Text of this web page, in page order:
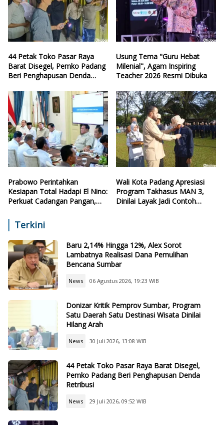
44 Petak Toko Pasar Raya
Barat Disegel, Pemko Padang
Beri Penghapusan Denda
Usung Tema "Guru Hebat
Milenial", Agam Inspiring
Teacher 2026 Resmi Dibuka
Prabowo Perintahkan
Kesiapan Total Hadapi El Nino:
Perkuat Cadangan Pangan,
Wali Kota Padang Apresiasi
Program Takhasus MAN 3,
Dinilai Layak Jadi Contoh
Terkini
Baru 2,14% Hingga 12%, Alex Sorot
Lambatnya Realisasi Dana Pemulihan
Bencana Sumbar
News 06 Agustus 2026, 19:23 WIB
Donizar Kritik Pemprov Sumbar, Program
Satu Daerah Satu Destinasi Wisata Dinilai
Hilang Arah
News 30 Juli 2026, 13:08 WIB
44 Petak Toko Pasar Raya Barat Disegel,
Pemko Padang Beri Penghapusan Denda
Retribusi
News 29 Juli 2026, 09:52 WIB